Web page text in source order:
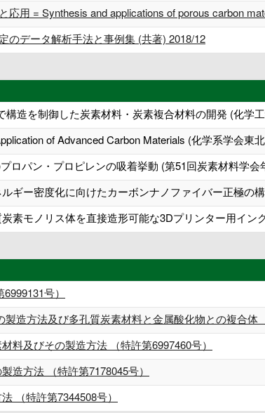
応用 = Synthesis and applications of porous carbon
のデータ解析手法と事例集 (共著) 2018/12
構造を制御した炭素材料・炭素複合材料の開発 (化学
of Advanced Carbon Materials (化学系学会東
ロパン・プロピレンの吸着挙動 (第51回炭素材料学会
ギー密度化に向けたカーボンナノファイバー正極の
素モノリス体を直接造形可能な3Dプリンター用イン
号）
造方法及び多孔質炭素材料と金属酸化物との複合体
料及びその製造方法 （特許第6997460号）
造方法 （特許第7178045号）
（特許第7344508号）